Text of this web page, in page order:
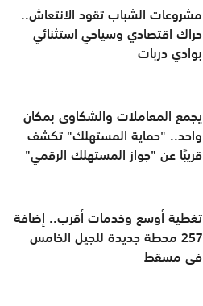
مشروعات الشباب تقود الانتعاش..
حراك اقتصادي وسياحي استثنائي
بوادي دربات
يجمع المعاملات والشكاوى بمكان
واحد.. "حماية المستهلك" تكشف
قريبًا عن "جواز المستهلك الرقمي"
تغطية أوسع وخدمات أقرب.. إضافة
257 محطة جديدة للجيل الخامس
في مسقط